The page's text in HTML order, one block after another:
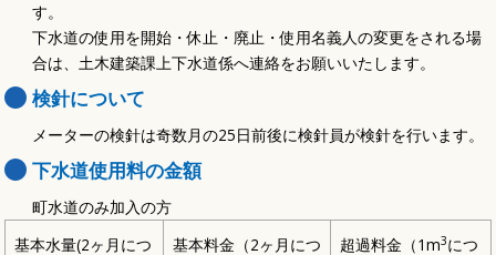
す。
下水道の使用を開始・休止・廃止・使用名義人の変更をされる場
合は、土木建築課上下水道係へ連絡をお願いいたします。
検針について
メーターの検針は奇数月の25日前後に検針員が検針を行います。
下水道使用料の金額
町水道のみ加入の方
基本水量(2ヶ月につ
基本料金（2ヶ月につ
超過料金（1m3につ